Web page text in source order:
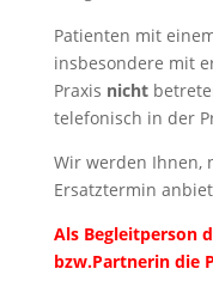
Patienten mit
insbesondere mit
Praxis nicht
telefonisch in der
Wir werden Ihnen,
Ersatztermin
Als Begleitperson
bzw.Partnerin die